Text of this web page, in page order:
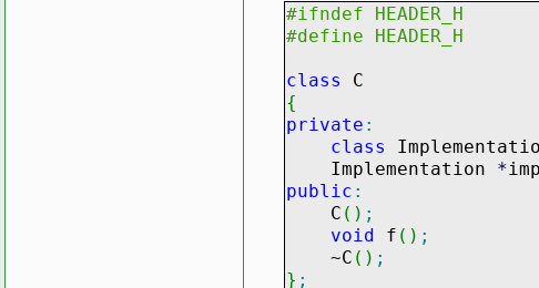
#ifndef HEADER_H
#define HEADER_H
class
C
{
private :
class
Implementation *
public :
C ( ) ;
void f ( ) ;
~C ( ) ;
} ;